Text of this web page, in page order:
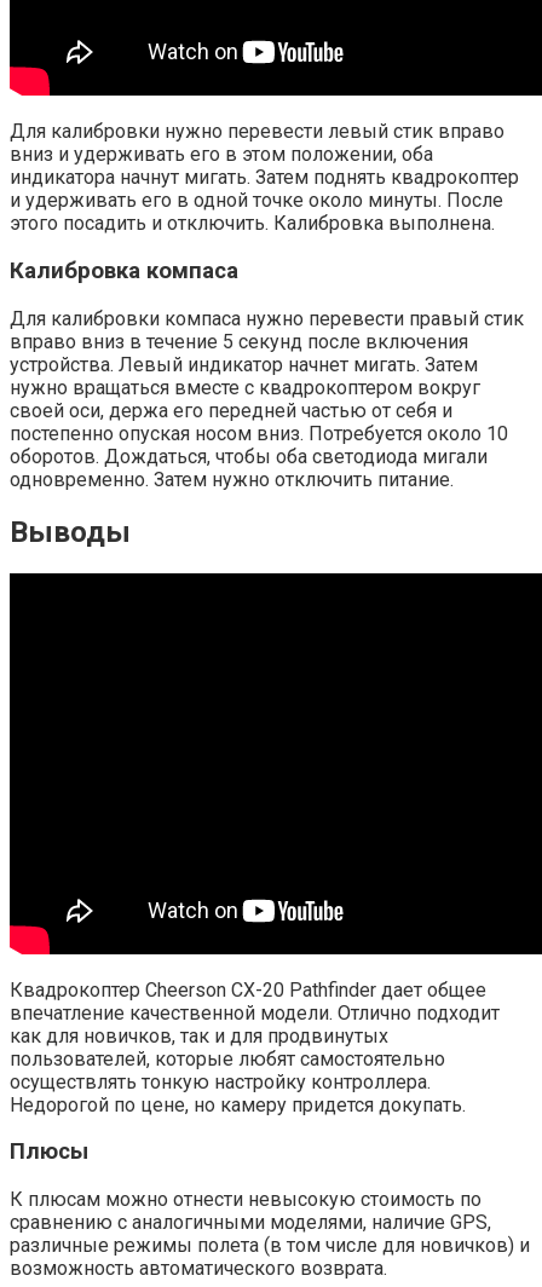
Для калибровки нужно перевести левый стик вправо
вниз и удерживать его в этом положении, оба
индикатора начнут мигать. Затем поднять квадрокоптер
и удерживать его в одной точке около минуты. После
этого посадить и отключить. Калибровка выполнена.
Калибровка компаса
Для калибровки компаса нужно перевести правый стик
вправо вниз в течение 5 секунд после включения
устройства. Левый индикатор начнет мигать. Затем
нужно вращаться вместе с квадрокоптером вокруг
своей оси, держа его передней частью от себя и
постепенно опуская носом вниз. Потребуется около 10
оборотов. Дождаться, чтобы оба светодиода мигали
одновременно. Затем нужно отключить питание.
Выводы
Квадрокоптер Cheerson CX-20 Pathfinder дает общее
впечатление качественной модели. Отлично подходит
как для новичков, так и для продвинутых
пользователей, которые любят самостоятельно
осуществлять тонкую настройку контроллера.
Недорогой по цене, но камеру придется докупать.
Плюсы
К плюсам можно отнести невысокую стоимость по
сравнению с аналогичными моделями, наличие GPS,
различные режимы полета (в том числе для новичков) и
возможность автоматического возврата.